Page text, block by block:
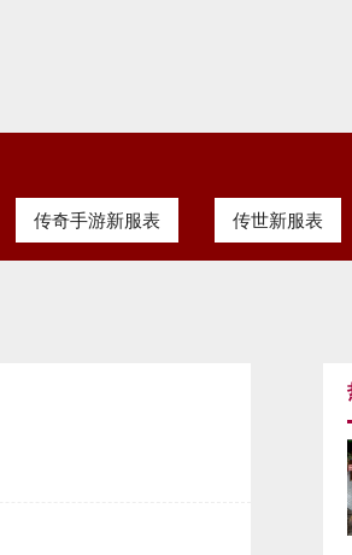
传奇手游新服表 传世新服表